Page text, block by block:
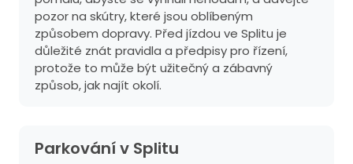
pozor na skútry, které jsou oblíbeným
způsobem dopravy. Před jízdou ve Splitu je
důležité znát pravidla a předpisy pro řízení,
protože to může být užitečný a zábavný
způsob, jak najít okolí.
Parkování v Splitu